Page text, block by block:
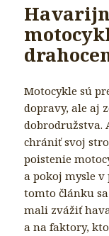
Motocykle sú
dopravy, ale aj
dobrodružstva.
chrániť svoj
poistenie
a pokoj mysle v
tomto článku
mali zvážiť
a na faktory,